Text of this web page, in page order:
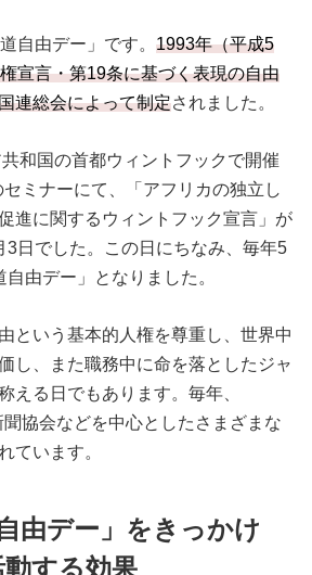
自由デー」です。 1993年（平成5
宣言・第19条に基づく表現の自由
連総会によって制定されました。
和国の首都ウィントフックで開催
ミナーにて、「アフリカの独立し
進に関するウィントフック宣言」が
3日でした。この日にちなみ、毎年5
由デー」となりました。
という基本的人権を尊重し、世界中
し、また職務中に命を落としたジャ
える日でもあります。毎年、
協会などを中心としたさまざまな
ています。
由デー」をきっかけ
する効果